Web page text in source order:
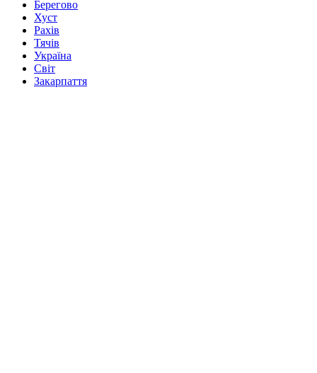
Берегово
Хуст
Рахів
Тячів
Україна
Світ
Закарпаття